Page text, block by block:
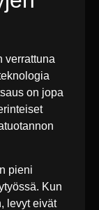
verrattuna
on jopa
pieni
Kun
levyt eivät